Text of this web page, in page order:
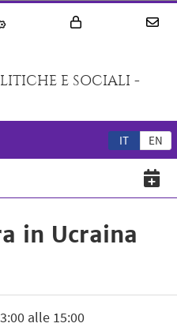
E SOCIALI -
IT EN
in Ucraina
alle 15:00